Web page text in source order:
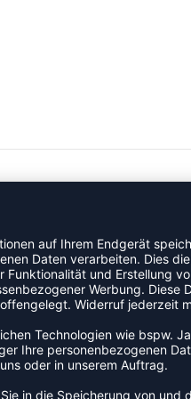
am Kragen, der dem
das gedruckte Logo den
das sportliche Design
ein trockenes und
unterstützen. Faser für